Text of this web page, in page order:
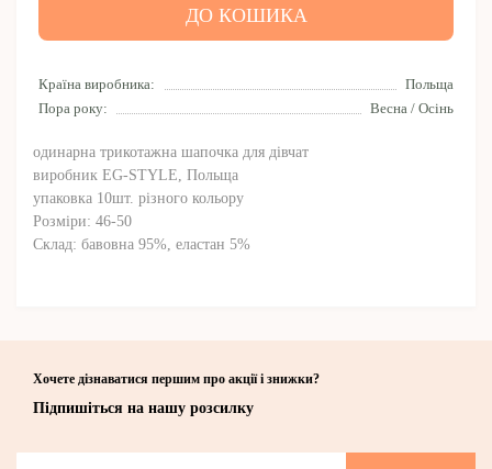
Країна виробника:
Польща
Пора року:
Весна / Осінь
одинарна трикотажна шапочка для дівчат
виробник EG-STYLE, Польща
упаковка 10шт. різного кольору
Розміри: 46-50
Склад: бавовна 95%, еластан 5%
ДО КОШИКА
Хочете дізнаватися першим про акції і знижки?
Підпишіться на нашу розсилку